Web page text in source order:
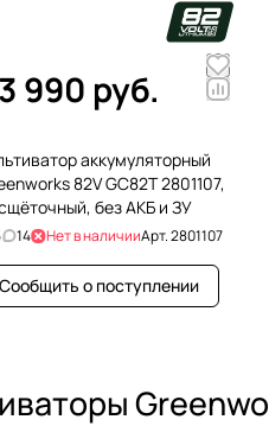
990 руб.
аккумуляторный
82V GC82T 2801107,
без АКБ и ЗУ
14 Нет в наличииАрт.2801107
Сообщить о поступлении